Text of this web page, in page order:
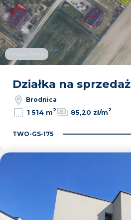
Nowa oferta
Działka na sprzedaż
Brodnica
1 514 m2 85,20 zł/m2
TWO-GS-175